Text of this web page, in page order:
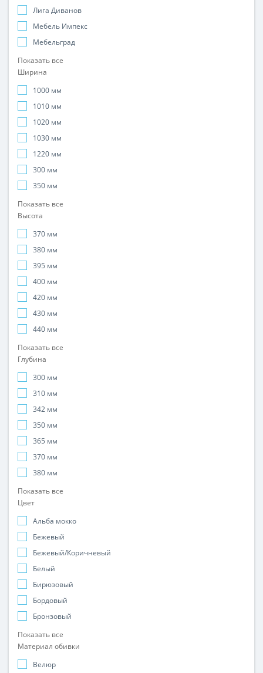
Лига Диванов
Мебель Импекс
Мебельград
Показать все
Ширина
1000 мм
1010 мм
1020 мм
1030 мм
1220 мм
300 мм
350 мм
Показать все
Высота
370 мм
380 мм
395 мм
400 мм
420 мм
430 мм
440 мм
Показать все
Глубина
300 мм
310 мм
342 мм
350 мм
365 мм
370 мм
380 мм
Показать все
Цвет
Альба мокко
Бежевый
Бежевый/Коричневый
Белый
Бирюзовый
Бордовый
Бронзовый
Показать все
Материал обивки
Велюр